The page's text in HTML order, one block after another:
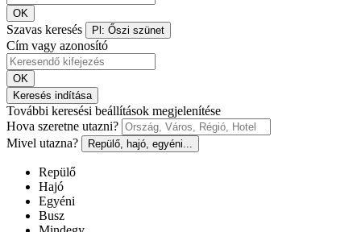
OK
Szavas keresés Pl: Őszi szünet
Cím vagy azonosító
OK
Keresés indítása
További keresési beállítások megjelenítése
Hova szeretne utazni?
Mivel utazna?
Repülő, hajó, egyéni...
Repülő
Hajó
Egyéni
Busz